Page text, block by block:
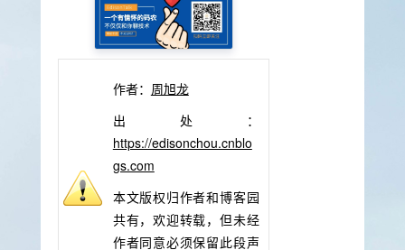
作者： 周旭龙
出处：
https://edisonchou.cnblo
gs.com
本文版权归作者和博客园
共有，欢迎转载，但未经
作者同意必须保留此段声